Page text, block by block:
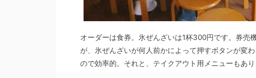
オーダーは食券。氷ぜんざいは1杯300円です。券売
が、氷ぜんざいが何人前かによって押すボタンが変
ので効率的。それと、テイクアウト用メニューもあり